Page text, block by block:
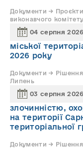
Документи → Проєкти
виконавчого комітету
04 серпня 2026
міської
2026 року
Документи → Рішення
Липень
03 серпня 2026
злочинністю,
на території
територіальної
Документи → Рішення